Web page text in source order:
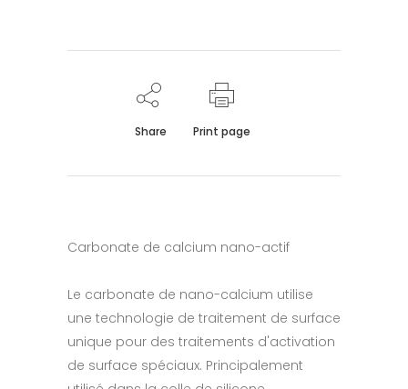
Share Print page
Carbonate de calcium nano-actif
Le carbonate de nano-calcium utilise
une technologie de traitement de surface
unique pour des traitements d'activation
de surface spéciaux. Principalement